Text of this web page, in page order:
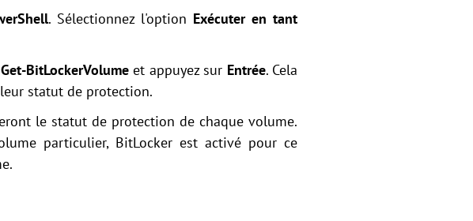
. Sélectionnez l'option Exécuter en tant
Get-BitLockerVolumeet appuyez sur Entrée. Cela
statut de protection.
le statut de protection de chaque volume.
particulier, BitLocker est activé pour ce